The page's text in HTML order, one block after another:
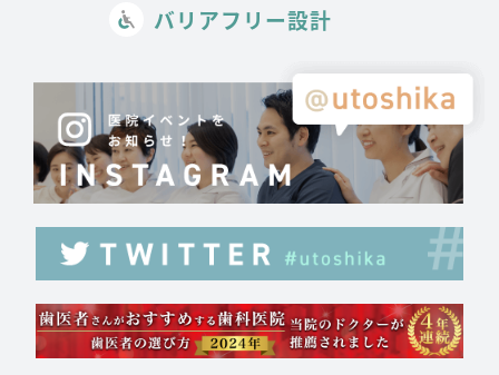
バリアフリー設計